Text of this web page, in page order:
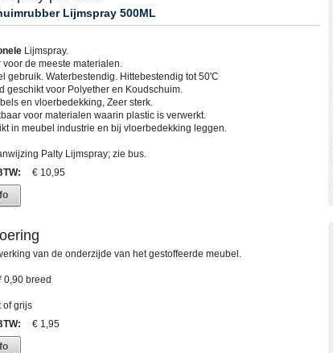
Lijmspray 500ML
Lijmspray.
de meeste materialen.
gebruik. Waterbestendig. Hittebestendig tot 50'C
geschikt voor Polyether en Koudschuim.
en vloerbedekking, Zeer sterk.
voor materialen waarin plastic is verwerkt.
in meubel industrie en bij vloerbedekking leggen.
Palty Lijmspray; zie bus.
:
€ 10,95
van de onderzijde van het gestoffeerde meubel.
0,90 breed
of grijs
:
€ 1,95